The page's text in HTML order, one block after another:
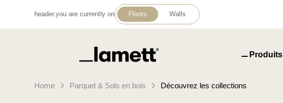
header.you are currently on Floors Walls
Retour à la page d'accueil Produits
Home Parquet & Sols en bois Découvrez les collections